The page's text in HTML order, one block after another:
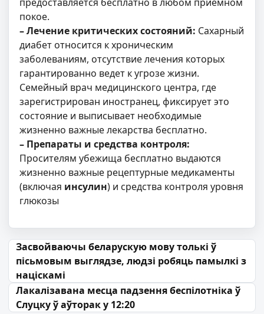
покое.
– Лечение критических состояний: Сахарный
диабет относится к хроническим
заболеваниям, отсутствие лечения которых
гарантированно ведет к угрозе жизни.
Семейный врач медицинского центра, где
зарегистрирован иностранец, фиксирует это
состояние и выписывает необходимые
жизненно важные лекарства бесплатно.
– Препараты и средства контроля:
Просителям убежища бесплатно выдаются
жизненно важные рецептурные медикаменты
(включая инсулин) и средства контроля уровня
глюкозы
Навігацыя па запісах
Засвойваючы беларускую мову толькі ў
пісьмовым выглядзе, людзі робяць памылкі з
націскамі
Лакалізавана месца падзення беспілотніка ў
Слуцку ў аўторак у 12:20